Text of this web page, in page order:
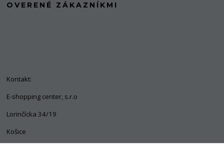
OVERENÉ ZÁKAZNÍKMI
Kontakt:
E-shopping center, s.r.o
Lorinčícka 34/19
Košice